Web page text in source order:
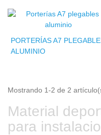
PORTERÍAS A7
ALUMINIO
Mostrando 1-2 de 2
Material
para